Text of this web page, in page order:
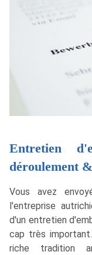
Entretien
déroulement
Vous avez
l'entreprise
d'un entretien
cap très
riche tradition